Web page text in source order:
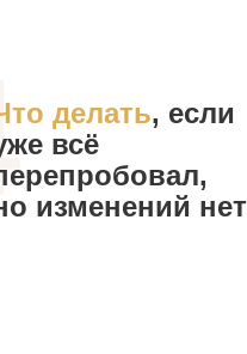
делать, если
всё
изменений нет